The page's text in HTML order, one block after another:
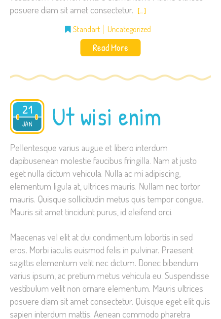
posuere diam sit amet consectetur. […]
Standart Uncategorized
Read More
21
JAN
2015 Ut wisi enim
Pellentesque varius augue et libero interdum
dapibusenean molestie faucibus fringilla. Nam at justo
eget nulla dictum vehicula. Nulla ac mi adipiscing,
elementum ligula at, ultrices mauris. Nullam nec tortor
mauris. Quisque sollicitudin metus quis tempor congue.
Mauris sit amet tincidunt purus, id eleifend orci.
Maecenas vel elit at dui condimentum lobortis in sed
eros. Morbi iaculis euismod felis in pulvinar. Praesent
sagittis elementum velit nec dictum. Donec bibendum
varius ipsum, ac pretium metus vehicula eu. Suspendisse
vestibulum velit non ornare elementum. Mauris ultrices
posuere diam sit amet consectetur. Quisque eget elit quis
sapien interdum mattis. Aenean commodo pharetra